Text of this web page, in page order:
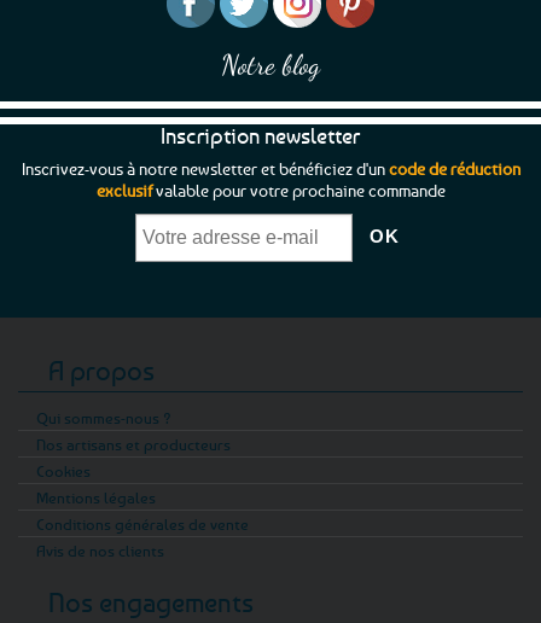
Notre blog
Inscription newsletter
Inscrivez-vous à notre newsletter et bénéficiez d'uncode de réduction
exclusifvalable pour votre prochaine commande
A propos
Qui sommes-nous ?
Nos artisans et producteurs
Cookies
Mentions légales
Conditions générales de vente
Avis de nos clients
Nos engagements